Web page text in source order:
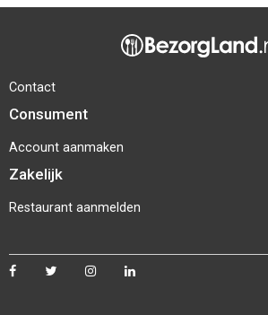
Contact
Consument
Account aanmaken
Zakelijk
Restaurant aanmelden